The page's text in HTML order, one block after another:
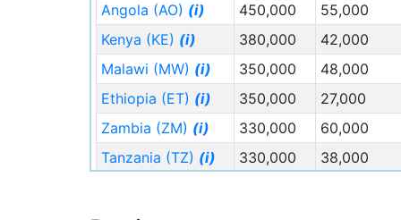
Städte, sowie eine hohe Konzentration der
Zuwanderung aus dem Ausland
insbesonderen in die Metropolen.
Die weiterhin vitale Annahme starker
Zuwanderungsgruppen in diesem Modell von
77,6 Millionen Menschen in der Republik
Südafrika des Jahres 2050 setzt eine
Liberalisierung gesellschaftlicher Akzeptanz
Angola (AO) (i) 450,000
55,000
Kenya (KE) (i) 380,000
42,000
Malawi (MW) (i) 350,000
48,000
Ethiopia (ET) (i) 350,000
27,000
Zambia (ZM) (i) 330,000
60,000
Tanzania (TZ) (i) 330,000
38,000
China (CN)